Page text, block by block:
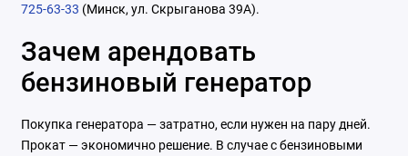
725-63-33 (Минск, ул. Скрыганова 39А).
Зачем арендовать
бензиновый генератор
Покупка генератора — затратно, если нужен на пару дней.
Прокат — экономично решение. В случае с бензиновыми